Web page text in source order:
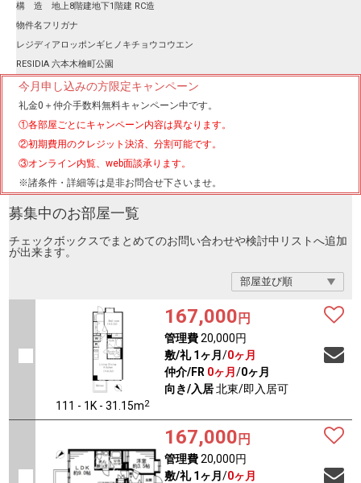
構 造 地上8階建地下1階建 RC造
物件名フリガナ
レジディアロッポンギヒノキチョウコウエン
RESIDIA 六本木檜町公園
今月申し込みの方限定キャンペーン
礼金0 ＋ 仲介手数料無料キャンペーン中です。
①各部屋ごとにキャンペーン内容は異なります。
②初期費用のクレジット決済、分割可能です。
③オンライン内覧、web面談承ります。
※諸条件・詳細等は是非お問合せ下さいませ。
募集中のお部屋一覧
チェックボックスでまとめてのお問い合わせや検討中リストへ追加
が出来ます。
111 - 1K - 31.15m2
167,000 円
管理費20,000円
敷/礼 1ヶ月 /0ヶ月
仲介/FR 0ヶ月 /0ヶ月
向き/入居北東/即入居可
167,000 円
管理費20,000円
敷/礼 1ヶ月 /0ヶ月